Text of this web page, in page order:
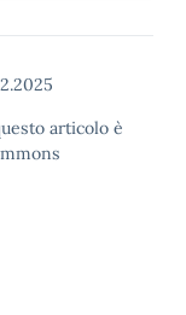
articolo è